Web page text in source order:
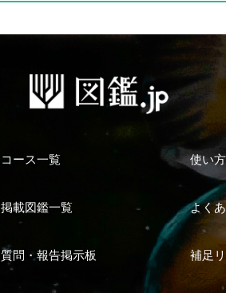
コース一覧 使い
掲載図鑑一覧 よく
質問・報告掲示板 補足